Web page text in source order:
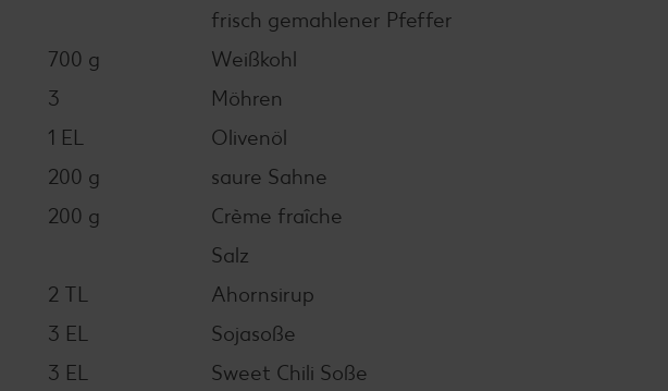
frisch gemahlener Pfeffer
700 g
Weißkohl
3
Möhren
1 EL
Olivenöl
200 g
saure Sahne
200 g
Crème fraîche
Salz
2 TL
Ahornsirup
3 EL
Sojasoße
3 EL
Sweet Chili Soße